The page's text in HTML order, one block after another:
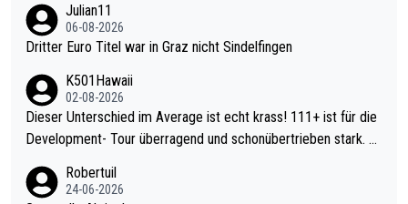
Julian11
06-08-2026
Dritter Euro Titel war in Graz nicht Sindelfingen
K501Hawaii
02-08-2026
Dieser Unterschied im Average ist echt krass! 111+ ist für die
Development- Tour überragend und schonübertrieben stark. U
mal 40+ erst recht. Da gewinnst keinen Blumentopf - ist ja noc
Robertuil
24-06-2026